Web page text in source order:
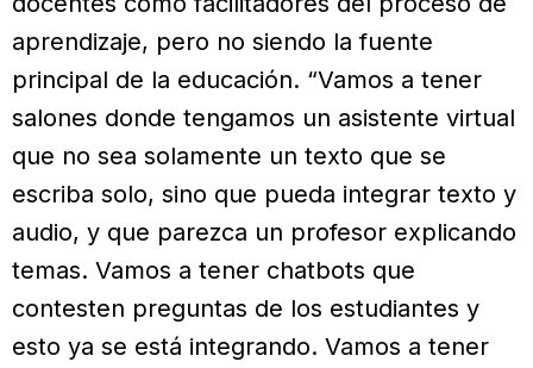
aprendizaje, pero no siendo la fuente
principal de la educación. “Vamos a tener
salones donde tengamos un asistente virtual
que no sea solamente un texto que se
escriba solo, sino que pueda integrar texto y
audio, y que parezca un profesor explicando
temas. Vamos a tener chatbots que
contesten preguntas de los estudiantes y
esto ya se está integrando. Vamos a tener